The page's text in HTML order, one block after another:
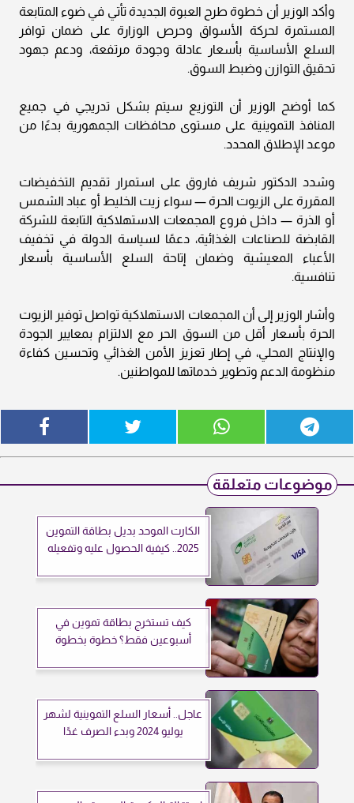
وأكد الوزير أن خطوة طرح العبوة الجديدة تأتي في ضوء المتابعة
المستمرة لحركة الأسواق وحرص الوزارة على ضمان توافر
السلع الأساسية بأسعار عادلة وجودة مرتفعة، ودعم جهود
تحقيق التوازن وضبط السوق.
كما أوضح الوزير أن التوزيع سيتم بشكل تدريجي في جميع
المنافذ التموينية على مستوى محافظات الجمهورية بدءًا من
موعد الإطلاق المحدد.
وشدد الدكتور شريف فاروق على استمرار تقديم التخفيضات
المقررة على الزيوت الحرة — سواء زيت الخليط أو عباد الشمس
أو الذرة — داخل فروع المجمعات الاستهلاكية التابعة للشركة
القابضة للصناعات الغذائية، دعمًا لسياسة الدولة في تخفيف
الأعباء المعيشية وضمان إتاحة السلع الأساسية بأسعار
تنافسية.
وأشار الوزير إلى أن المجمعات الاستهلاكية تواصل توفير الزيوت
الحرة بأسعار أقل من السوق الحر مع الالتزام بمعايير الجودة
والإنتاج المحلي، في إطار تعزيز الأمن الغذائي وتحسين كفاءة
منظومة الدعم وتطوير خدماتها للمواطنين.
موضوعات متعلقة
⁠الكارت الموحد بديل بطاقة التموين
2025.. كيفية الحصول عليه وتفعيله
كيف تستخرج بطاقة تموين في
أسبوعين فقط؟ خطوة بخطوة
عاجل.. أسعار السلع التموينية لشهر
يوليو 2024 وبدء الصرف غدًا